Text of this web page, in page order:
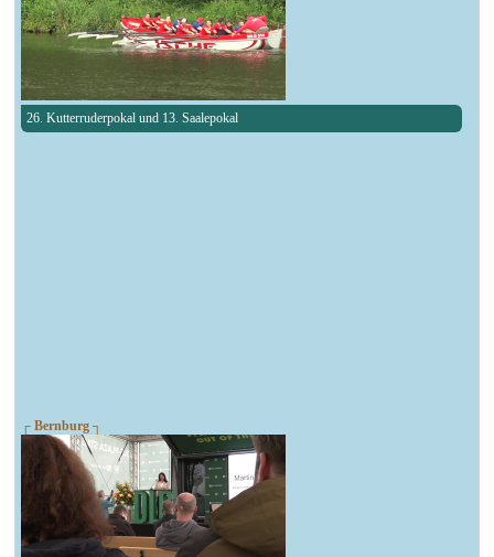
26. Kutterruderpokal und 13. Saalepokal
┌ Bernburg ┐